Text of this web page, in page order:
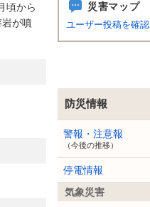
頃から
が噴
災害マップ
ユーザー投稿を確認
防災情報
警報・注意報
（今後の推移）
停電情報
気象災害